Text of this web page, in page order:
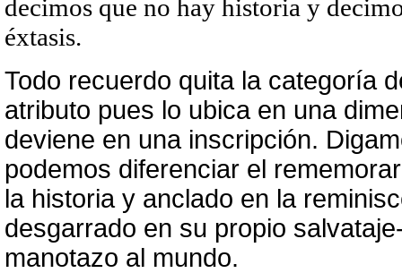
decimos que no hay historia y
éxtasis.
Todo recuerdo quita la categoría
atributo pues lo ubica en una
deviene en una inscripción.
podemos diferenciar el
la historia y anclado en la
desgarrado en su propio
manotazo al mundo.